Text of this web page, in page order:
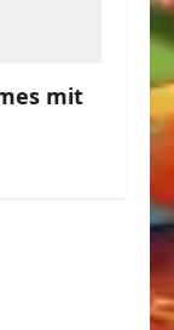
mit